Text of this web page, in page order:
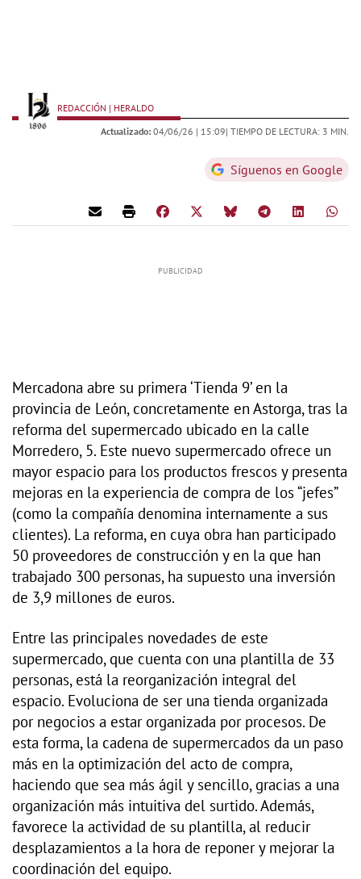
REDACCIÓN | HERALDO
Actualizado: 04/06/26 | 15:09| TIEMPO DE LECTURA: 3 MIN.
Síguenos en Google
Mercadona abre su primera ‘Tienda 9’ en la
provincia de León, concretamente en Astorga, tras la
reforma del supermercado ubicado en la calle
Morredero, 5. Este nuevo supermercado ofrece un
mayor espacio para los productos frescos y presenta
mejoras en la experiencia de compra de los “jefes”
(como la compañía denomina internamente a sus
clientes). La reforma, en cuya obra han participado
50 proveedores de construcción y en la que han
trabajado 300 personas, ha supuesto una inversión
de 3,9 millones de euros.
Entre las principales novedades de este
supermercado, que cuenta con una plantilla de 33
personas, está la reorganización integral del
espacio. Evoluciona de ser una tienda organizada
por negocios a estar organizada por procesos. De
esta forma, la cadena de supermercados da un paso
más en la optimización del acto de compra,
haciendo que sea más ágil y sencillo, gracias a una
organización más intuitiva del surtido. Además,
favorece la actividad de su plantilla, al reducir
desplazamientos a la hora de reponer y mejorar la
coordinación del equipo.